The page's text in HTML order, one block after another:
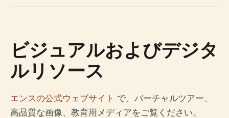
ビジュアルおよびデジタ
ルリソース
エンスの公式ウェブサイト で、バーチャルツアー、
高品質な画像、教育用メディアをご覧ください。